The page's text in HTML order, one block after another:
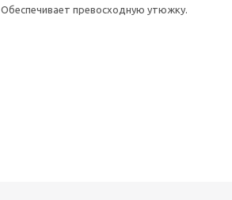
Обеспечивает превосходную утюжку.